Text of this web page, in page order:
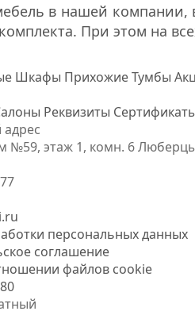
в нашей компании,
При этом на
Шкафы ПрихожиеТумбы
Реквизиты
№59, этаж 1, комн. 6
персональных данных
соглашение
файлов cookie